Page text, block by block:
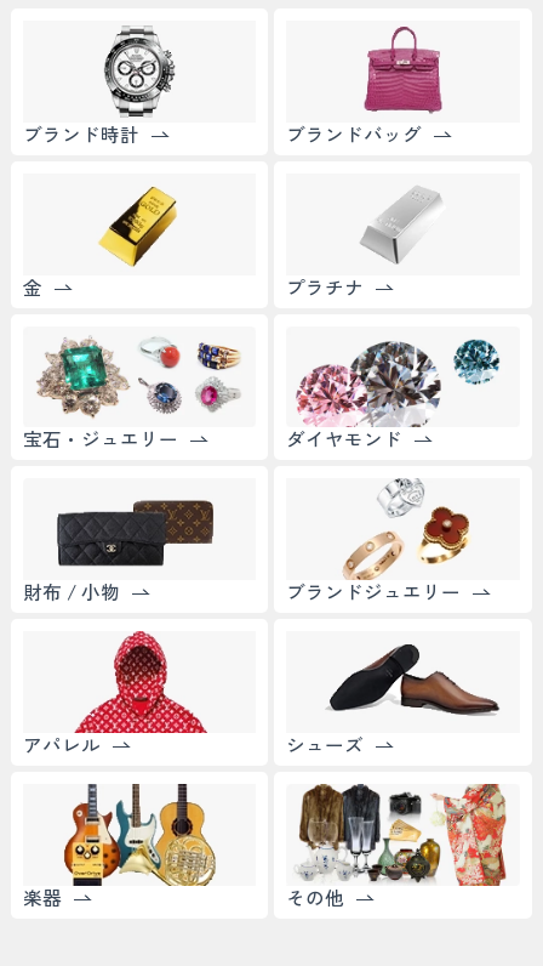
ブランド時計 ブランドバッグ
金 プラチナ
宝石・ジュエリー ダイヤモンド
財布 / 小物 ブランドジュエリー
アパレル シューズ
楽器 その他